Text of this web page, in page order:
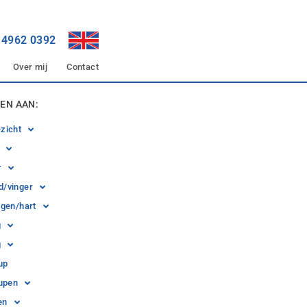
0392
Over mij Contact
AAN:
vinger
hart